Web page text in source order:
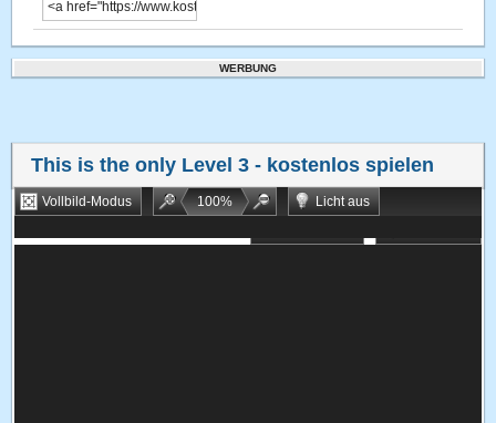
WERBUNG
This is the only Level 3 - kostenlos spielen
Vollbild-Modus 100%
Licht aus